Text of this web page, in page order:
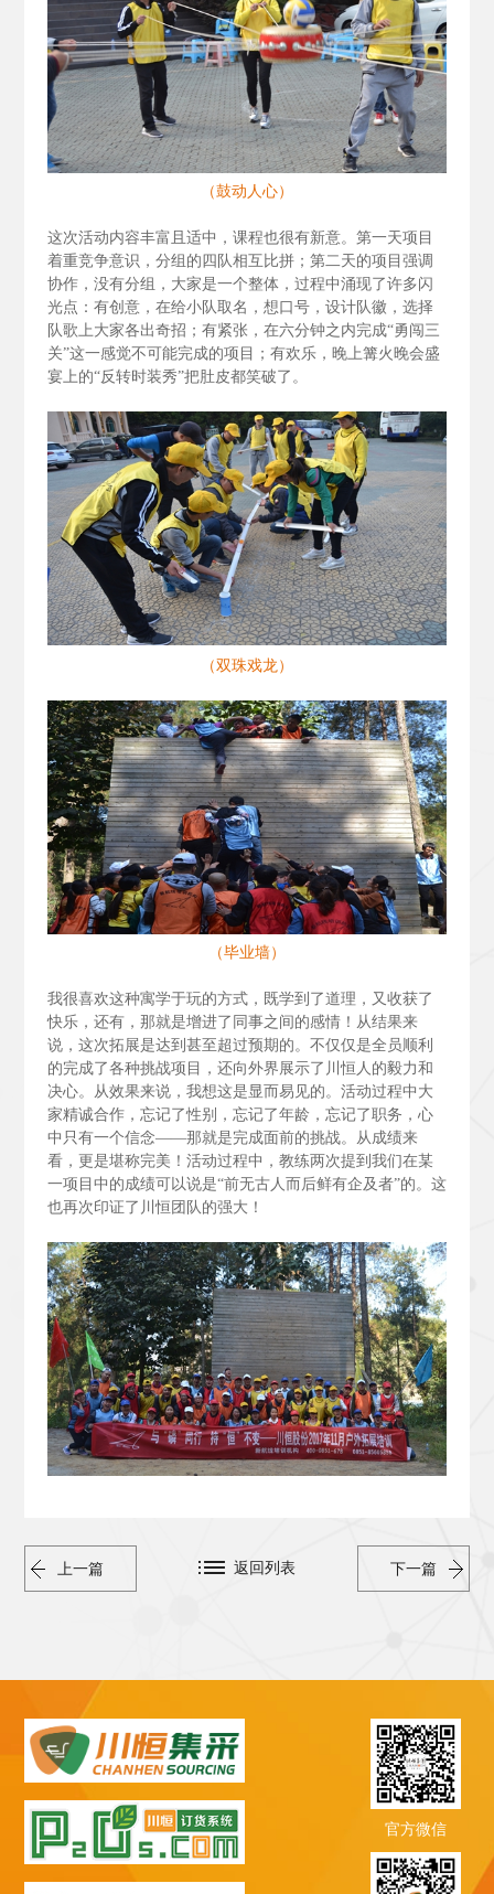
（鼓动人心）
这次活动内容丰富且适中，课程也很有新意。第一天项目
着重竞争意识，分组的四队相互比拼；第二天的项目强调
协作，没有分组，大家是一个整体，过程中涌现了许多闪
光点：有创意，在给小队取名，想口号，设计队徽，选择
队歌上大家各出奇招；有紧张，在六分钟之内完成“勇闯三
关”这一感觉不可能完成的项目；有欢乐，晚上篝火晚会盛
宴上的“反转时装秀”把肚皮都笑破了。
（双珠戏龙）
（毕业墙）
我很喜欢这种寓学于玩的方式，既学到了道理，又收获了
快乐，还有，那就是增进了同事之间的感情！从结果来
说，这次拓展是达到甚至超过预期的。不仅仅是全员顺利
的完成了各种挑战项目，还向外界展示了川恒人的毅力和
决心。从效果来说，我想这是显而易见的。活动过程中大
家精诚合作，忘记了性别，忘记了年龄，忘记了职务，心
中只有一个信念——那就是完成面前的挑战。从成绩来
看，更是堪称完美！活动过程中，教练两次提到我们在某
一项目中的成绩可以说是“前无古人而后鲜有企及者”的。这
也再次印证了川恒团队的强大！
上一篇 下一篇
返回列表
官方微信